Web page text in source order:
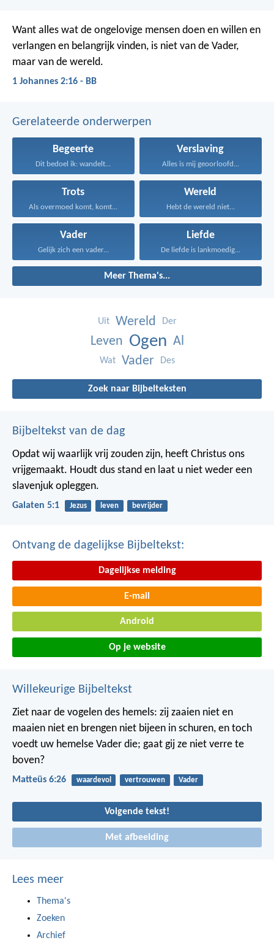
Want alles wat de ongelovige mensen doen en willen en
verlangen en belangrijk vinden, is niet van de Vader,
maar van de wereld.
1 Johannes 2:16 - BB
Gerelateerde onderwerpen
Begeerte
Dit bedoel ik: wandelt...
Verslaving
Alles is mij geoorloofd...
Trots
Als overmoed komt, komt...
Wereld
Hebt de wereld niet...
Vader
Gelijk zich een vader...
Liefde
De liefde is lankmoedig...
Meer Thema's...
Uit Wereld Der
Leven Ogen Al
Wat Vader Des
Zoek naar Bijbelteksten
Bijbeltekst van de dag
Opdat wij waarlijk vrij zouden zijn, heeft Christus ons
vrijgemaakt. Houdt dus stand en laat u niet weder een
slavenjuk opleggen.
Galaten 5:1 Jezus leven bevrijder
Ontvang de dagelijkse Bijbeltekst:
Dagelijkse melding
E-mail
Android
Op je website
Willekeurige Bijbeltekst
Ziet naar de vogelen des hemels: zij zaaien niet en
maaien niet en brengen niet bijeen in schuren, en toch
voedt uw hemelse Vader die; gaat gij ze niet verre te
boven?
Matteüs 6:26 waardevol vertrouwen Vader
Volgende tekst!
Met afbeelding
Lees meer
Thema's
Zoeken
Archief